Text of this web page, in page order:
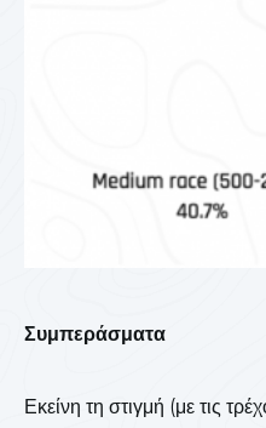
Συμπεράσματα
Εκείνη τη στιγμή (με τις